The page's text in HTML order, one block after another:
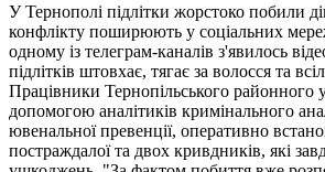
У Тернополі підлітки жорстоко побили
конфлікту поширюють у соціальних
одному із телеграм-каналів з'явилось
підлітків штовхає, тягає за волосся та
Працівники Тернопільського районного
допомогою аналітиків кримінального
ювенальної превенції, оперативно
постраждалої та двох кривдників, які